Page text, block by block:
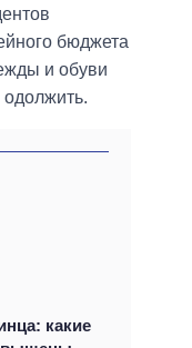
бюджета
и обуви
одолжить.
какие